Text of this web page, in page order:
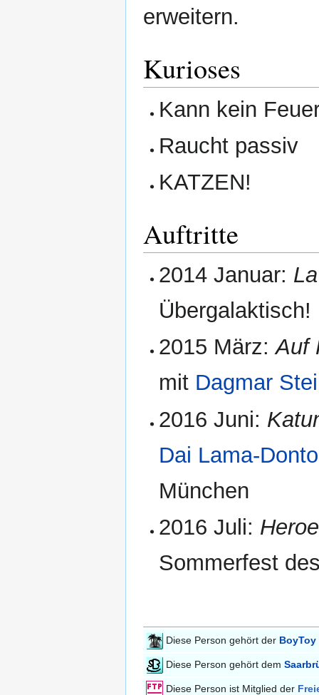
erweitern.
Kurioses
Kann kein
Raucht passiv
KATZEN!
Auftritte
2014 Januar:
Übergalaktisch!
2015 März:Auf
mit Dagmar
2016 Juni:
Dai Lama-
München
2016 Juli:
Sommerfest
Diese Person gehört der
Diese Person gehört dem
Diese Person ist Mitglied der